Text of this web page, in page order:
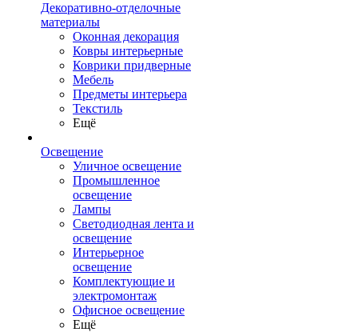
Декоративно-отделочные
материалы
Оконная декорация
Ковры интерьерные
Коврики придверные
Мебель
Предметы интерьера
Текстиль
Ещё
Освещение
Уличное освещение
Промышленное
освещение
Лампы
Светодиодная лента и
освещение
Интерьерное
освещение
Комплектующие и
электромонтаж
Офисное освещение
Ещё